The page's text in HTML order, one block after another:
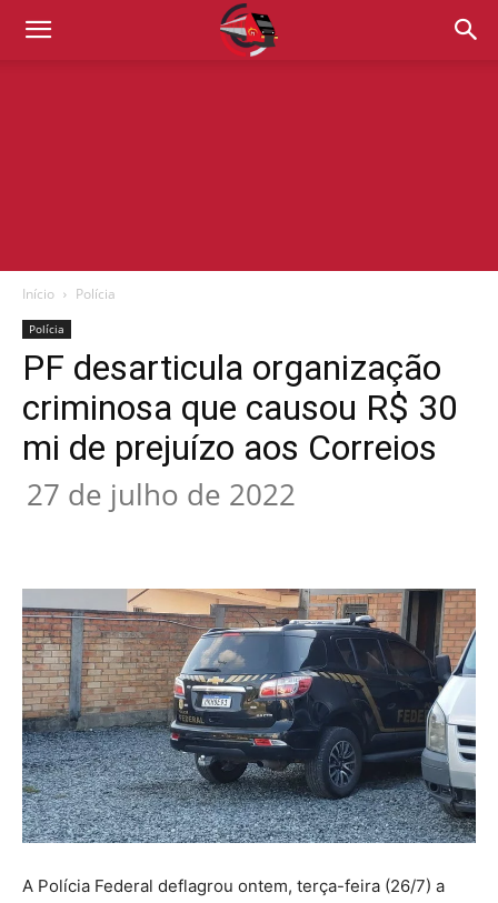
Início Polícia
Polícia
PF desarticula organização
criminosa que causou R$ 30
mi de prejuízo aos Correios
27 de julho de 2022
A Polícia Federal deflagrou ontem, terça-feira (26/7) a